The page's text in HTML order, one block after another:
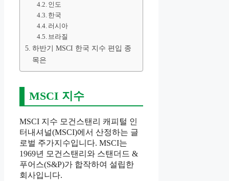
인도
한국
러시아
브라질
하반기 MSCI 한국 지수 편입 종
목은
MSCI 지수
MSCI 지수 모건스탠리 캐피털 인
터내셔널(MSCI)에서 산정하는 글
로벌 주가지수입니다. MSCI는
1969년 모건스탠리와 스탠더드 &
푸어스(S&P)가 합작하여 설립한
회사입니다.